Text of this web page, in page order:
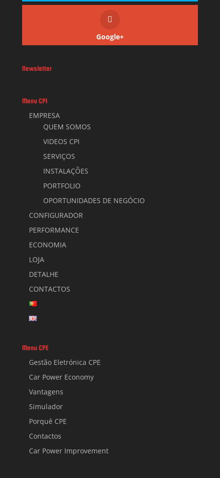
Google+
Newsletter
Menu CPI
EMPRESA
QUEM SOMOS
VIDEOS CPI
SERVIÇOS
INSTALAÇÕES
PORTFOLIO
OPORTUNIDADES DE NEGÓCIO
CONFIGURADOR
PERFORMANCE
ECONOMIA
LOJA
DETALHE
CONTACTOS
Menu CPE
Gestão Eletrónica CPE
Car Power Economy
Vantagens
Simulador
Porquê CPE
Contactos
Car Power Improvement